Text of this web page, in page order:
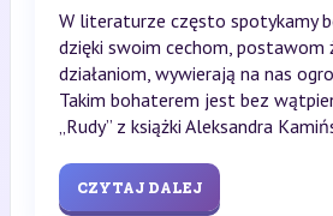
W literaturze często spotykamy
dzięki swoim cechom, postawom
działaniom, wywierają na nas
Takim bohaterem jest bez
„Rudy” z książki Aleksandra
CZYTAJ DALEJ